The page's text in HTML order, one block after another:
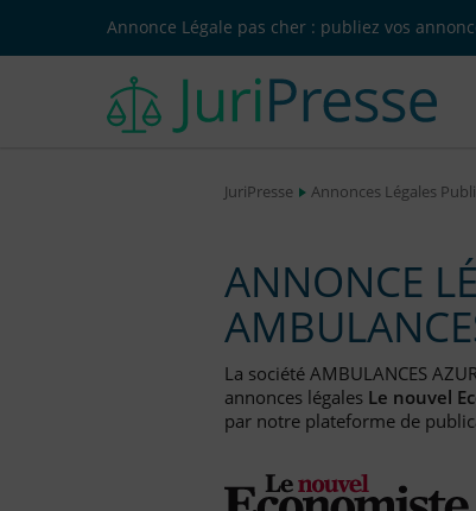
Annonce Légale pas cher : publiez vos
JuriPresse Annonces Légales
ANNONCE
La société AMBULANCES
annonces légales Le nouvel
par notre plateforme de